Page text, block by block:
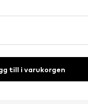
till i varukorgen